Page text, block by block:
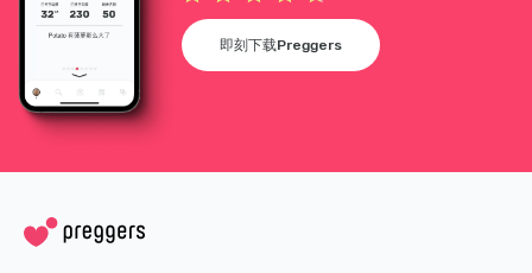
即刻下载Preggers